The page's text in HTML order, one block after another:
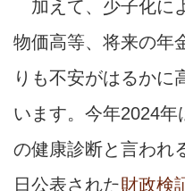
加えて、少子化に
物価高等、将来の年
りも不安がはるかに
います。今年2024
の健康診断と言われ
日公表された財政検